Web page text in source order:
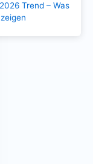
Trend – Was